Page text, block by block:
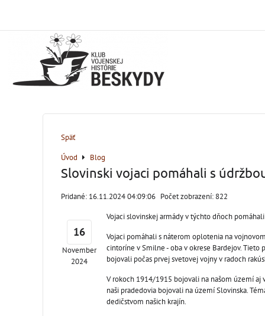
Späť
Úvod
Blog
Slovinski vojaci pomáhali s
Pridané: 16.11.2024 04:09:06 Počet zobrazení: 822
16
November
2024
Vojaci slovinskej armády v týchto dňoch
Vojaci pomáhali s náterom oplotenia na
cintoríne v Smilne - oba v okrese Bardejov. Tieto
bojovali počas prvej svetovej vojny v radoch
V rokoch 1914/1915 bojovali na našom území aj
naši pradedovia bojovali na území Slovinska.
dedičstvom našich krajín.